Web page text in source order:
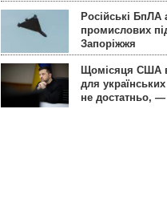
Російські БпЛА
промислових
Запоріжжя
Щомісяця США
для
не достатньо,